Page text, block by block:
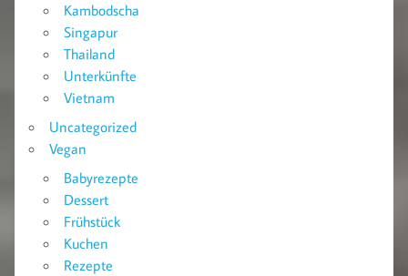
Kambodscha
Singapur
Thailand
Unterkünfte
Vietnam
Uncategorized
Vegan
Babyrezepte
Dessert
Frühstück
Kuchen
Rezepte